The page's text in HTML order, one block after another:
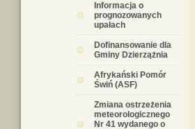
Informacja o
prognozowanych
upałach
Dofinansowanie dla
Gminy Dzierzążnia
Afrykański Pomór
Świń (ASF)
Zmiana ostrzeżenia
meteorologicznego
Nr 41 wydanego o